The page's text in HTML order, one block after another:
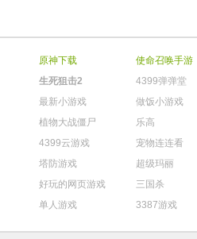
原神下载 使命召唤手游
生死狙击2 4399弹弹堂
最新小游戏 做饭小游戏
植物大战僵尸 乐高
4399云游戏 宠物连连看
塔防游戏 超级玛丽
好玩的网页游戏 三国杀
单人游戏 3387游戏